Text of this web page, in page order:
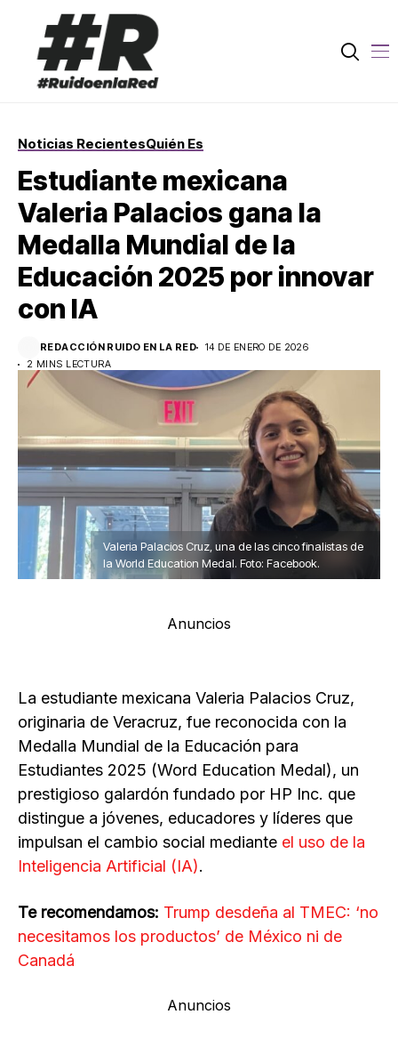
Noticias RecientesQuién Es
Estudiante mexicana
Valeria Palacios gana la
Medalla Mundial de la
Educación 2025 por innovar
con IA
REDACCIÓN RUIDO EN LA RED
14 DE ENERO DE 2026
2 MINS LECTURA
Valeria Palacios Cruz, una de las cinco finalistas de
la World Education Medal. Foto: Facebook.
Anuncios
La estudiante mexicana Valeria Palacios Cruz,
originaria de Veracruz, fue reconocida con la
Medalla Mundial de la Educación para
Estudiantes 2025 (Word Education Medal), un
prestigioso galardón fundado por HP Inc. que
distingue a jóvenes, educadores y líderes que
impulsan el cambio social mediante el uso de la
Inteligencia Artificial (IA).
Te recomendamos: Trump desdeña al TMEC: ‘no
necesitamos los productos’ de México ni de
Canadá
Anuncios